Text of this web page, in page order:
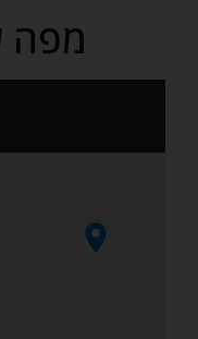
מפה